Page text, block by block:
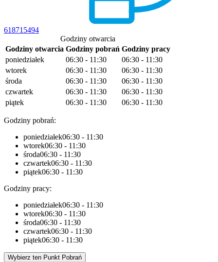
618715494
Godziny otwarcia
Godziny otwarcia Godziny pobrań Godziny pracy
poniedziałek
06:30 - 11:30
06:30 - 11:30
wtorek
06:30 - 11:30
06:30 - 11:30
środa
06:30 - 11:30
06:30 - 11:30
czwartek
06:30 - 11:30
06:30 - 11:30
piątek
06:30 - 11:30 06:30 - 11:30
Godziny pobrań:
poniedziałek06:30 - 11:30
wtorek06:30 - 11:30
środa06:30 - 11:30
czwartek06:30 - 11:30
piątek06:30 - 11:30
Godziny pracy:
poniedziałek06:30 - 11:30
wtorek06:30 - 11:30
środa06:30 - 11:30
czwartek06:30 - 11:30
piątek06:30 - 11:30
Wybierz ten Punkt Pobrań